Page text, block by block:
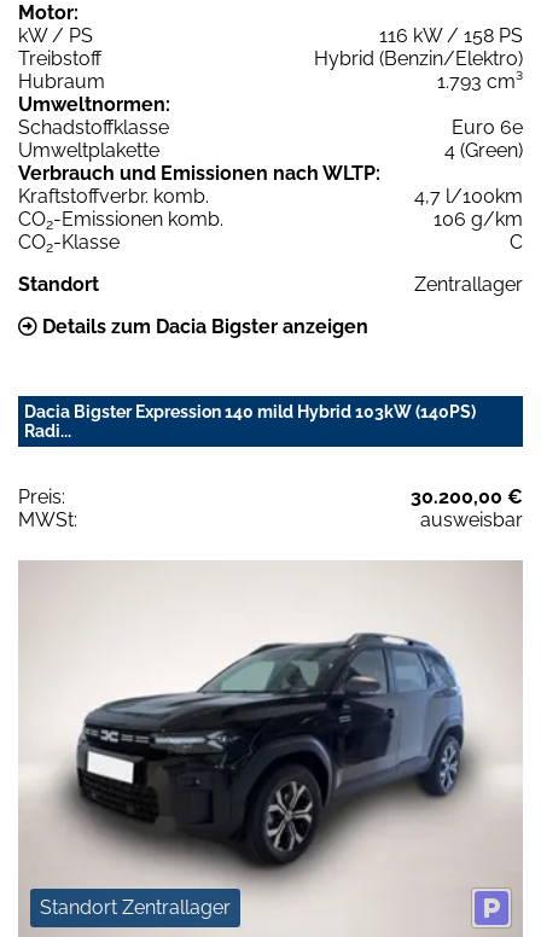
Motor:
kW / PS
116 kW / 158 PS
Treibstoff
Hybrid (Benzin/Elektro)
Hubraum
1.793 cm³
Umweltnormen:
Schadstoffklasse
Euro 6e
Umweltplakette
4 (Green)
Verbrauch und Emissionen nach WLTP:
Kraftstoffverbr. komb.
4,7 l/100km
CO2-Emissionen komb.
106 g/km
CO2-Klasse
C
Standort
Zentrallager
Details zum Dacia Bigster anzeigen
Dacia Bigster Expression 140 mild Hybrid 103kW (140PS)
Radi...
Preis:
30.200,00 €
MWSt:
ausweisbar
Standort Zentrallager